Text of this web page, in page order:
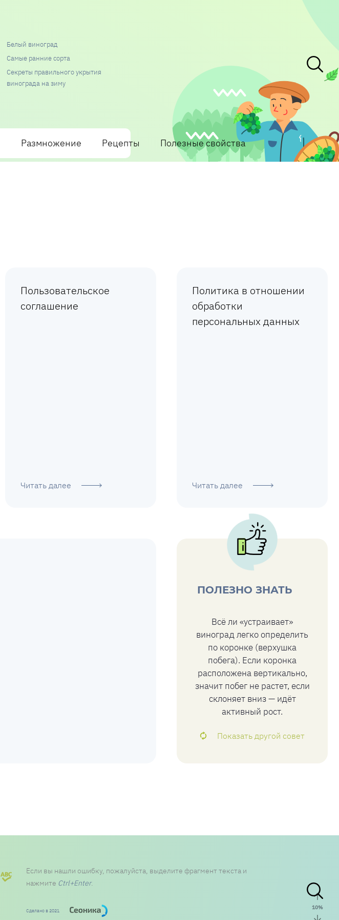
Белый виноград
Самые ранние сорта
Секреты правильного укрытия
винограда на зиму
Размножение Рецепты Полезные свойства
Пользовательское
соглашение
Читать далее
Политика в отношении
обработки
персональных данных
Читать далее
ПОЛЕЗНО ЗНАТЬ
Всё ли «устраивает»
виноград легко определить
по коронке (верхушка
побега). Если коронка
расположена вертикально,
значит побег не растет, если
склоняет вниз — идёт
активный рост.
Показать другой совет
Если вы нашли ошибку, пожалуйста, выделите фрагмент текста и
нажмите Ctrl+Enter.
Сделано в 2021 10%